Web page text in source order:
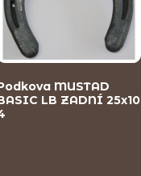
MUSTAD
LB ZADNÍ 25x10